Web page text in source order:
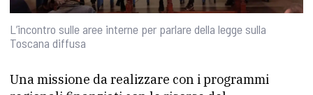
L’incontro sulle aree interne per parlare della legge sulla
Toscana diffusa
Una missione da realizzare con i programmi